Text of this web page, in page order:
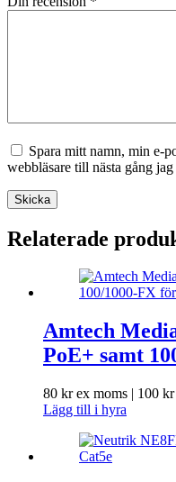
Spara mitt namn, min e-
webbläsare till nästa gång
Skicka
Relaterade
Amtech
PoE+ samt
80 krex moms | 100 kr
Lägg till i hyra